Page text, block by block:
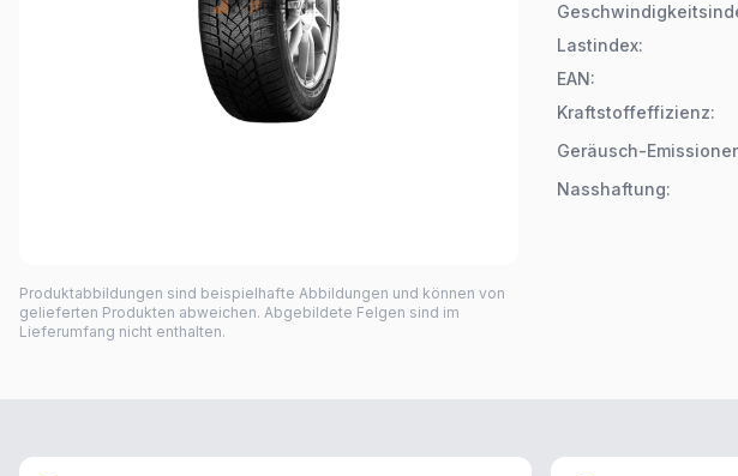
Produktabbildungen sind beispielhafte Abbildungen und können von
gelieferten Produkten abweichen. Abgebildete Felgen sind im
Lieferumfang nicht enthalten.
Lastindex:
EAN:
Kraftstoffeffizienz:
Geräusch-
Nasshaftung: